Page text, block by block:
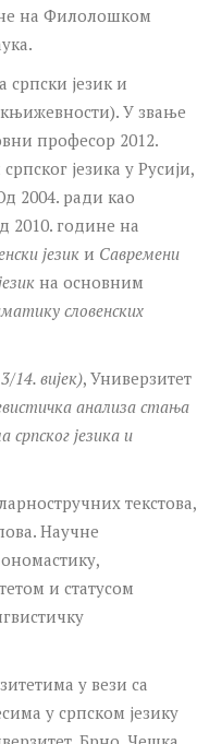
на Филолошком
језик и
књижевности). У звање
професор 2012.
језика у Русији,
2004. ради као
2010. године на
језик и Савремени
на основним
словенских
14. вијек), Универзитет
анализа стања
српског језика и
текстова,
Научне
и статусом
у вези са
у српском језику